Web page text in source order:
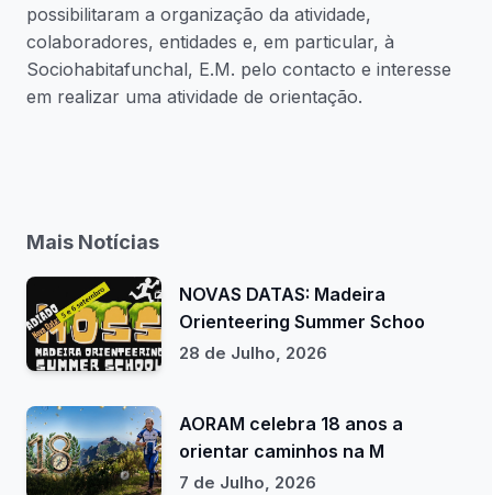
possibilitaram a organização da atividade,
colaboradores, entidades e, em particular, à
Sociohabitafunchal, E.M. pelo contacto e interesse
em realizar uma atividade de orientação.
Mais Notícias
NOVAS DATAS: Madeira
Orienteering Summer Schoo
28 de Julho, 2026
AORAM celebra 18 anos a
orientar caminhos na M
7 de Julho, 2026